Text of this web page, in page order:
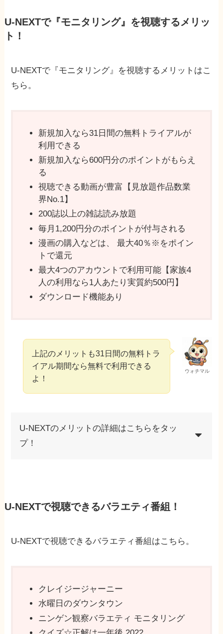
U-NEXTで『モニタリング』を視聴するメリッ
ト！
U-NEXTで『モニタリング』を視聴するメリットはこ
ちら。
新規加入なら31日間の無料トライアルが
利用できる
新規加入なら600円分のポイントがもらえ
る
視聴できる動画が豊富【見放題作品数業
界No.1】
200誌以上の雑誌読み放題
毎月1,200円分のポイントが付与される
漫画の購入などは、 最⼤40％※をポイン
トで還元
最⼤4つのアカウントで利用可能【家族4
⼈の利⽤なら1⼈あたり実質約500円】
ダウンロード機能あり
ウォチマル
上記のメリットも31日間の無料トラ
イアル期間なら無料で利用できる
よ！
U-NEXTのメリットの詳細はこちらをタッ
プ！
U-NEXTで視聴できるバラエティ番組！
U-NEXTで視聴できるバラエティ番組はこちら。
クレイジージャーニー
水曜日のダウンタウン
ニンゲン観察バラエティ モニタリング